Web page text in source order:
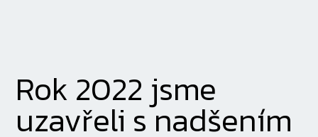
Rok 2022 jsme
uzavřeli s nadšením